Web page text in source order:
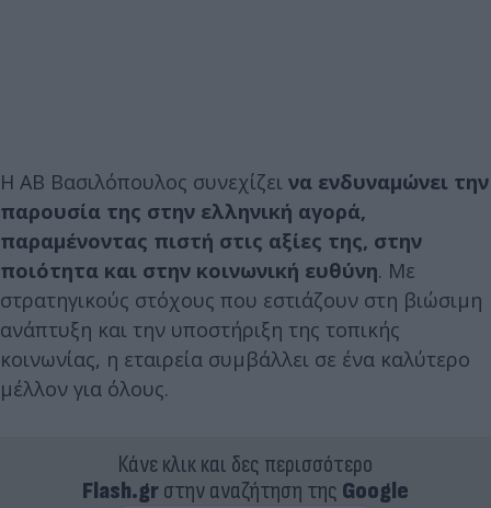
Η ΑΒ Βασιλόπουλος συνεχίζει να ενδυναμώνει την
παρουσία της στην ελληνική αγορά,
παραμένοντας πιστή στις αξίες της, στην
ποιότητα και στην κοινωνική ευθύνη. Με
στρατηγικούς στόχους που εστιάζουν στη βιώσιμη
ανάπτυξη και την υποστήριξη της τοπικής
κοινωνίας, η εταιρεία συμβάλλει σε ένα καλύτερο
μέλλον για όλους.
Κάνε κλικ και δες περισσότερο
Flash.grστην αναζήτηση της Google